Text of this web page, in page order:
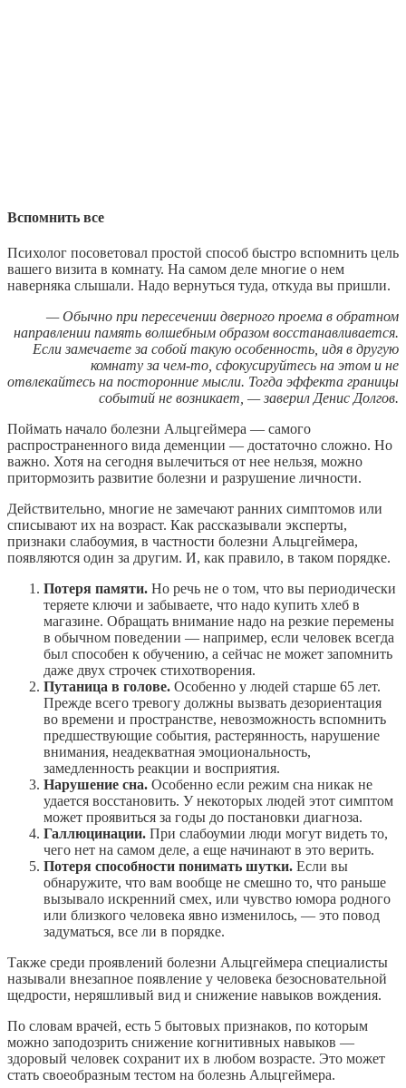
Вспомнить все
Психолог посоветовал простой способ быстро вспомнить цель
вашего визита в комнату. На самом деле многие о нем
наверняка слышали. Надо вернуться туда, откуда вы пришли.
— Обычно при пересечении дверного проема в обратном
направлении память волшебным образом восстанавливается.
Если замечаете за собой такую особенность, идя в другую
комнату за чем-то, сфокусируйтесь на этом и не
отвлекайтесь на посторонние мысли. Тогда эффекта границы
событий не возникает, — заверил Денис Долгов.
Поймать начало болезни Альцгеймера — самого
распространенного вида деменции — достаточно сложно. Но
важно. Хотя на сегодня вылечиться от нее нельзя, можно
притормозить развитие болезни и разрушение личности.
Действительно, многие не замечают ранних симптомов или
списывают их на возраст. Как рассказывали эксперты,
признаки слабоумия, в частности болезни Альцгеймера,
появляются один за другим. И, как правило, в таком порядке.
Потеря памяти. Но речь не о том, что вы периодически
теряете ключи и забываете, что надо купить хлеб в
магазине. Обращать внимание надо на резкие перемены
в обычном поведении — например, если человек всегда
был способен к обучению, а сейчас не может запомнить
даже двух строчек стихотворения.
Путаница в голове. Особенно у людей старше 65 лет.
Прежде всего тревогу должны вызвать дезориентация
во времени и пространстве, невозможность вспомнить
предшествующие события, растерянность, нарушение
внимания, неадекватная эмоциональность,
замедленность реакции и восприятия.
Нарушение сна. Особенно если режим сна никак не
удается восстановить. У некоторых людей этот симптом
может проявиться за годы до постановки диагноза.
Галлюцинации. При слабоумии люди могут видеть то,
чего нет на самом деле, а еще начинают в это верить.
Потеря способности понимать шутки. Если вы
обнаружите, что вам вообще не смешно то, что раньше
вызывало искренний смех, или чувство юмора родного
или близкого человека явно изменилось, — это повод
задуматься, все ли в порядке.
Также среди проявлений болезни Альцгеймера специалисты
называли внезапное появление у человека безосновательной
щедрости, неряшливый вид и снижение навыков вождения.
По словам врачей, есть 5 бытовых признаков, по которым
можно заподозрить снижение когнитивных навыков —
здоровый человек сохранит их в любом возрасте. Это может
стать своеобразным тестом на болезнь Альцгеймера.